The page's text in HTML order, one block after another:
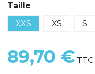
Taille
XXS
XS S
89,70 € TTC